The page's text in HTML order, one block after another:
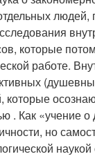
людей,
которые
работе.
которые
. Как «учение
но
наукой